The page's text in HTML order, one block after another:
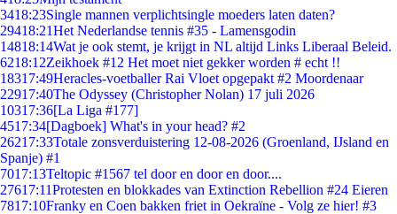
3418:23Single mannen verplichtsingle moeders laten daten?
29418:21Het Nederlandse tennis #35 - Lamensgodin
14818:14Wat je ook stemt, je krijgt in NL altijd Links Liberaal Beleid.
6218:12Zeikhoek #12 Het moet niet gekker worden # echt !!
18317:49Heracles-voetballer Rai Vloet opgepakt #2 Moordenaar
22917:40The Odyssey (Christopher Nolan) 17 juli 2026
10317:36[La Liga #177]
4517:34[Dagboek] What's in your head? #2
26217:33Totale zonsverduistering 12-08-2026 (Groenland, IJsland en
Spanje) #1
7017:13Teltopic #1567 tel door en door en door....
27617:11Protesten en blokkades van Extinction Rebellion #24 Eieren
7817:10Franky en Coen bakken friet in Oekraïne - Volg ze hier! #3